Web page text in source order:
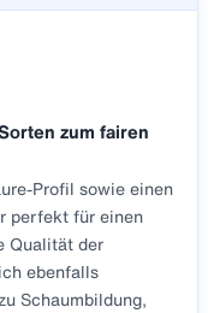
zum fairen
Profil sowie einen
perfekt für einen
Qualität der
ebenfalls
Schaumbildung,